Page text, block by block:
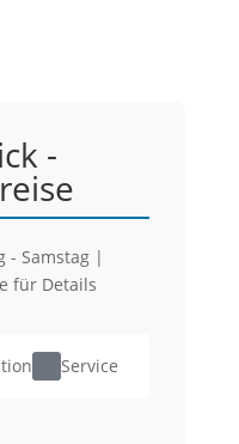
-
- Samstag |
für Details
Service